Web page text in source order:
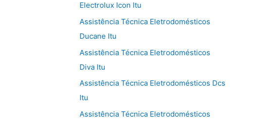
Electrolux Icon Itu
Assistência Técnica Eletrodomésticos
Ducane Itu
Assistência Técnica Eletrodomésticos
Diva Itu
Assistência Técnica Eletrodomésticos Dcs
Itu
Assistência Técnica Eletrodomésticos